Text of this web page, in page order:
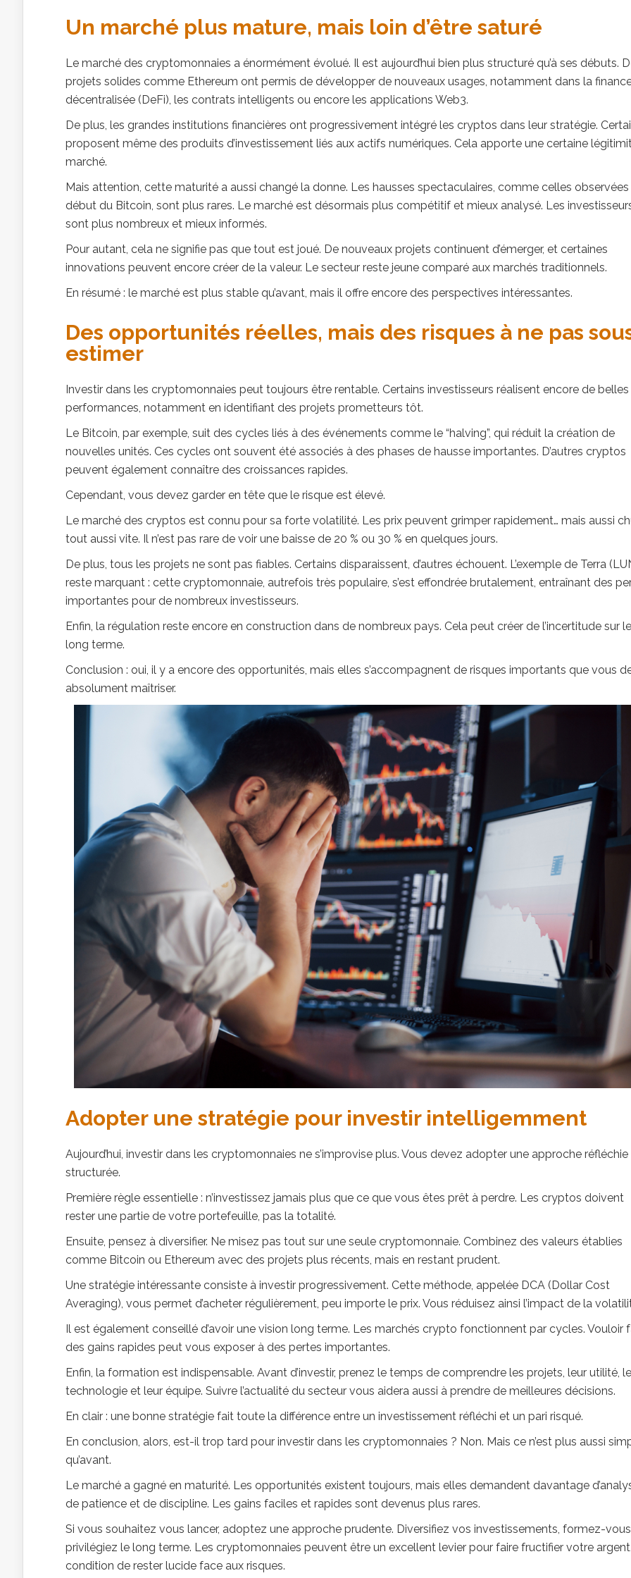
Un marché plus mature, mais loin d’être saturé
Le marché des cryptomonnaies a énormément évolué. Il est aujourd’hui bien plus structuré qu’à ses débuts.
projets solides comme Ethereum ont permis de développer de nouveaux usages, notamment dans la
décentralisée (DeFi), les contrats intelligents ou encore les applications Web3.
De plus, les grandes institutions financières ont progressivement intégré les cryptos dans leur stratégie.
proposent même des produits d’investissement liés aux actifs numériques. Cela apporte une certaine
marché.
Mais attention, cette maturité a aussi changé la donne. Les hausses spectaculaires, comme celles observées
début du Bitcoin, sont plus rares. Le marché est désormais plus compétitif et mieux analysé. Les
sont plus nombreux et mieux informés.
Pour autant, cela ne signifie pas que tout est joué. De nouveaux projets continuent d’émerger, et certaines
innovations peuvent encore créer de la valeur. Le secteur reste jeune comparé aux marchés traditionnels.
En résumé : le marché est plus stable qu’avant, mais il offre encore des perspectives intéressantes.
Des opportunités réelles, mais des risques à ne pas
estimer
Investir dans les cryptomonnaies peut toujours être rentable. Certains investisseurs réalisent encore de belles
performances, notamment en identifiant des projets prometteurs tôt.
Le Bitcoin, par exemple, suit des cycles liés à des événements comme le “halving”, qui réduit la création de
nouvelles unités. Ces cycles ont souvent été associés à des phases de hausse importantes. D’autres cryptos
peuvent également connaître des croissances rapides.
Cependant, vous devez garder en tête que le risque est élevé.
Le marché des cryptos est connu pour sa forte volatilité. Les prix peuvent grimper rapidement… mais aussi
tout aussi vite. Il n’est pas rare de voir une baisse de 20 % ou 30 % en quelques jours.
De plus, tous les projets ne sont pas fiables. Certains disparaissent, d’autres échouent. L’exemple de Terra
reste marquant : cette cryptomonnaie, autrefois très populaire, s’est effondrée brutalement, entraînant des
importantes pour de nombreux investisseurs.
Enfin, la régulation reste encore en construction dans de nombreux pays. Cela peut créer de l’incertitude sur le
long terme.
Conclusion : oui, il y a encore des opportunités, mais elles s’accompagnent de risques importants que vous
absolument maîtriser.
Adopter une stratégie pour investir intelligemment
Aujourd’hui, investir dans les cryptomonnaies ne s’improvise plus. Vous devez adopter une approche
structurée.
Première règle essentielle : n’investissez jamais plus que ce que vous êtes prêt à perdre. Les cryptos doivent
rester une partie de votre portefeuille, pas la totalité.
Ensuite, pensez à diversifier. Ne misez pas tout sur une seule cryptomonnaie. Combinez des valeurs établies
comme Bitcoin ou Ethereum avec des projets plus récents, mais en restant prudent.
Une stratégie intéressante consiste à investir progressivement. Cette méthode, appelée DCA (Dollar Cost
Averaging), vous permet d’acheter régulièrement, peu importe le prix. Vous réduisez ainsi l’impact de la
Il est également conseillé d’avoir une vision long terme. Les marchés crypto fonctionnent par cycles. Vouloir
des gains rapides peut vous exposer à des pertes importantes.
Enfin, la formation est indispensable. Avant d’investir, prenez le temps de comprendre les projets, leur utilité,
technologie et leur équipe. Suivre l’actualité du secteur vous aidera aussi à prendre de meilleures décisions.
En clair : une bonne stratégie fait toute la différence entre un investissement réfléchi et un pari risqué.
En conclusion, alors, est-il trop tard pour investir dans les cryptomonnaies ? Non. Mais ce n’est plus aussi
qu’avant.
Le marché a gagné en maturité. Les opportunités existent toujours, mais elles demandent davantage
de patience et de discipline. Les gains faciles et rapides sont devenus plus rares.
Si vous souhaitez vous lancer, adoptez une approche prudente. Diversifiez vos investissements, formez-
privilégiez le long terme. Les cryptomonnaies peuvent être un excellent levier pour faire fructifier votre
condition de rester lucide face aux risques.